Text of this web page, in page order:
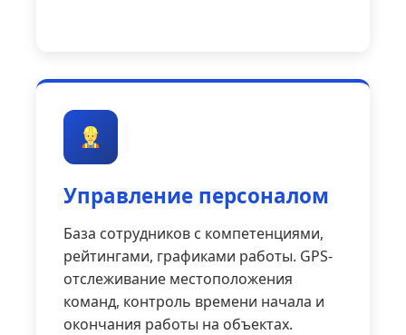
Управление персоналом
База сотрудников с компетенциями,
рейтингами, графиками работы. GPS-
отслеживание местоположения
команд, контроль времени начала и
окончания работы на объектах.